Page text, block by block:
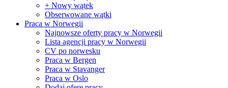
+ Nowy wątek
Obserwowane wątki
Praca w Norwegii
Najnowsze oferty pracy w Norwegii
Lista agencji pracy w Norwegii
CV po norwesku
Praca w Bergen
Praca w Stavanger
Praca w Oslo